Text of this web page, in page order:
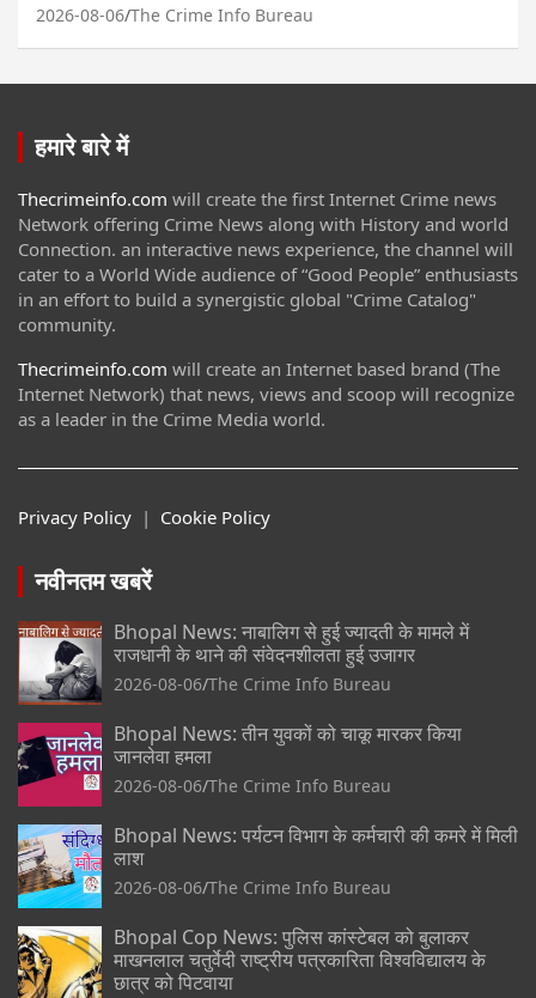
2026-08-06 The Crime Info Bureau
हमारे बारे में
Thecrimeinfo.com will create the first Internet Crime news
Network offering Crime News along with History and world
Connection. an interactive news experience, the channel will
cater to a World Wide audience of “Good People” enthusiasts
in an effort to build a synergistic global "Crime Catalog"
community.
Thecrimeinfo.com will create an Internet based brand (The
Internet Network) that news, views and scoop will recognize
as a leader in the Crime Media world.
Privacy Policy | Cookie Policy
नवीनतम खबरें
Bhopal News: नाबालिग से हुई ज्यादती के मामले में
राजधानी के थाने की संवेदनशीलता हुई उजागर
2026-08-06 The Crime Info Bureau
Bhopal News: तीन युवकों को चाकू मारकर किया
जानलेवा हमला
2026-08-06 The Crime Info Bureau
Bhopal News: पर्यटन विभाग के कर्मचारी की कमरे में मिली
लाश
2026-08-06 The Crime Info Bureau
Bhopal Cop News: पुलिस कांस्टेबल को बुलाकर
माखनलाल चतुर्वेदी राष्ट्रीय पत्रकारिता विश्वविद्यालय के
छात्र को पिटवाया